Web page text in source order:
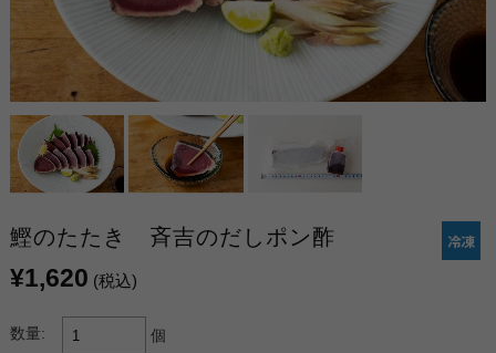
鰹のたたき 斉吉のだしポン酢
¥1,620 (税込)
数量: 個